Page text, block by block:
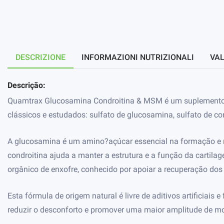
DESCRIZIONE INFORMAZIONI NUTRIZIONALI
Descrição:
Quamtrax Glucosamina Condroitina & MSM é um
clássicos e estudados: sulfato de glucosamina, sulfato de
A glucosamina é um amino?açúcar essencial na formação
condroitina ajuda a manter a estrutura e a função da
orgânico de enxofre, conhecido por apoiar a recuperação
Esta fórmula de origem natural é livre de aditivos artificiais
reduzir o desconforto e promover uma maior amplitude de